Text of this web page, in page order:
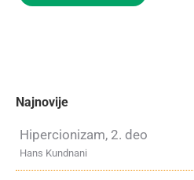
Najnovije
Hipercionizam, 2. deo
Hans Kundnani